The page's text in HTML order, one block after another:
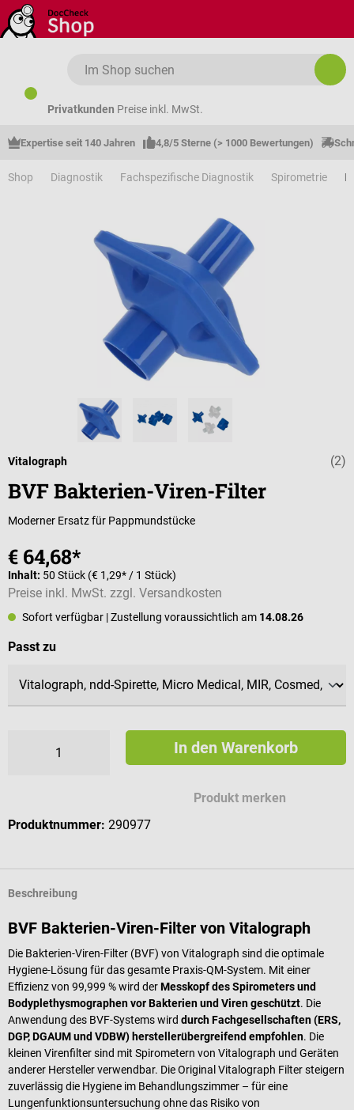
Zum Hauptinhalt springen
Privatkunden Preise inkl. MwSt.
Expertise seit 140 Jahren 4,8/5 Sterne (> 1000 Bewertungen)
Shop Diagnostik Fachspezifische Diagnostik Spirometrie
(2)
Vitalograph
BVF Bakterien-Viren-Filter
Moderner Ersatz für Pappmundstücke
€ 64,68*
Inhalt: 50 Stück (€ 1,29* / 1 Stück)
Preise inkl. MwSt. zzgl. Versandkosten
Sofort verfügbar | Zustellung voraussichtlich am 14.08.26
Passt zuauswählen
In den Warenkorb
Produkt merken
Produktnummer: 290977
Beschreibung
BVF Bakterien-Viren-Filter von Vitalograph
Die Bakterien-Viren-Filter (BVF) von Vitalograph sind die optimale
Hygiene-Lösung für das gesamte Praxis-QM-System. Mit einer
Effizienz von 99,999 % wird derMesskopf des Spirometers und
Bodyplethysmographen vor Bakterien und Viren geschützt. Die
Anwendung des BVF-Systems wird durch Fachgesellschaften (ERS,
DGP, DGAUM und VDBW) herstellerübergreifend empfohlen. Die
kleinen Virenfilter sind mit Spirometern von Vitalograph und Geräten
anderer Hersteller verwendbar. Die Original Vitalograph Filter steigern
zuverlässig die Hygiene im Behandlungszimmer – für eine
Lungenfunktionsuntersuchung ohne das Risiko von